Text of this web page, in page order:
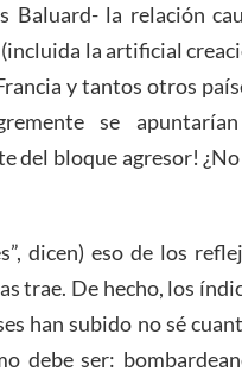
Baluard- la relación
la artificial
y tantos otros
se
del bloque agresor! ¿No
dicen) eso de los
trae. De hecho, los
han subido no sé
debe ser: